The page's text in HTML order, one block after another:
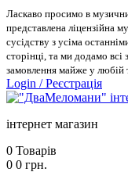
Ласкаво просимо в
представлена ліцензійна
сусідству з усіма
сторінці, та ми додамо
замовлення майже у любій
Login /Реєстрація
інтернет магазин
0 Товарів
0 0 грн.